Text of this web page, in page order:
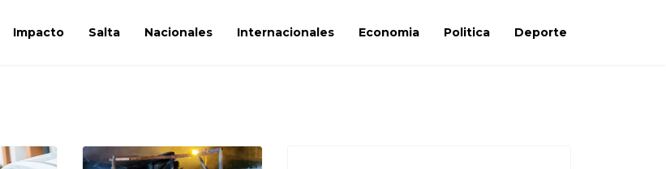
Impacto Salta Nacionales Internacionales Economia Politica Deporte